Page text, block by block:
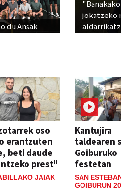
du Ansak
jokatzeko
oso
erantzuten
beti daude
prest"
JAIAK
Kantujira
taldearen
Goiburuko
festetan
SAN
GOIBURUN